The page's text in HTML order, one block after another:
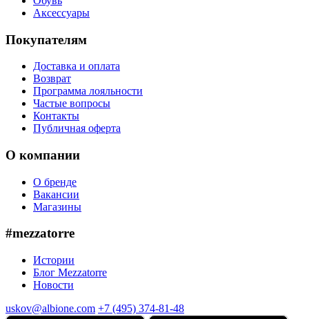
Аксессуары
Покупателям
Доставка и оплата
Возврат
Программа лояльности
Частые вопросы
Контакты
Публичная оферта
О компании
О бренде
Вакансии
Магазины
#mezzatorre
Истории
Блог Mezzatorre
Новости
uskov@albione.com +7 (495) 374-81-48